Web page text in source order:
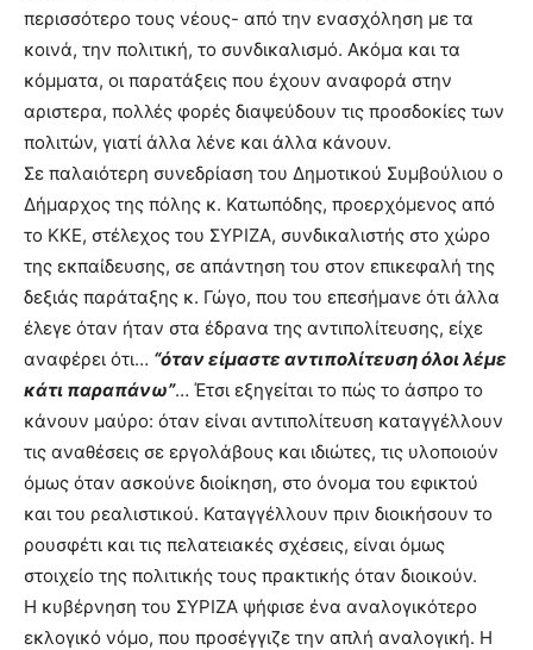
περισσότερο τους νέους- από την ενασχόληση με τα
κοινά, την πολιτική, το συνδικαλισμό. Ακόμα και τα
κόμματα, οι παρατάξεις που έχουν αναφορά στην
αριστερα, πολλές φορές διαψεύδουν τις προσδοκίες των
πολιτών, γιατί άλλα λένε και άλλα κάνουν.
Σε παλαιότερη συνεδρίαση του Δημοτικού Συμβούλιου ο
Δήμαρχος της πόλης κ. Κατωπόδης, προερχόμενος από
το ΚΚΕ, στέλεχος του ΣΥΡΙΖΑ, συνδικαλιστής στο χώρο
της εκπαίδευσης, σε απάντηση του στον επικεφαλή της
δεξιάς παράταξης κ. Γώγο, που του επεσήμανε ότι άλλα
έλεγε όταν ήταν στα έδρανα της αντιπολίτευσης, είχε
αναφέρει ότι… “όταν είμαστε αντιπολίτευση όλοι λέμε
κάτι παραπάνω”… Έτσι εξηγείται το πώς το άσπρο το
κάνουν μαύρο: όταν είναι αντιπολίτευση καταγγέλλουν
τις αναθέσεις σε εργολάβους και ιδιώτες, τις υλοποιούν
όμως όταν ασκούνε διοίκηση, στο όνομα του εφικτού
και του ρεαλιστικού. Καταγγέλλουν πριν διοικήσουν το
ρουσφέτι και τις πελατειακές σχέσεις, είναι όμως
στοιχείο της πολιτικής τους πρακτικής όταν διοικούν.
Η κυβέρνηση του ΣΥΡΙΖΑ ψήφισε ένα αναλογικότερο
εκλογικό νόμο, που προσέγγιζε την απλή αναλογική. Η